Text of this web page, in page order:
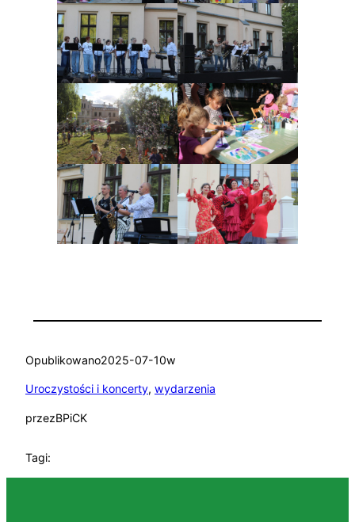
Opublikowano2025-07-10w
Uroczystości i koncerty, wydarzenia
przezBPiCK
Tagi: